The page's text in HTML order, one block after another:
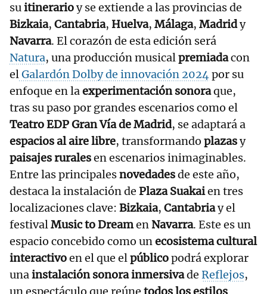
suitinerarioy se extiende a las provincias de
Bizkaia, Cantabria, Huelva, Málaga, Madridy
Navarra. El corazón de esta edición será
Natura, una producción musicalpremiadacon
elGalardón Dolby de innovación 2024por su
enfoque en laexperimentación sonoraque,
tras su paso por grandes escenarios como el
Teatro EDP Gran Vía de Madrid, se adaptará a
espacios al aire libre, transformando plazasy
paisajes ruralesen escenarios inimaginables.
Entre las principalesnovedadesde este año,
destaca la instalación de Plaza Suakaien tres
localizaciones clave: Bizkaia, Cantabriay el
festivalMusic to Dreamen Navarra. Este es un
espacio concebido como unecosistema cultural
interactivoen el que elpúblicopodrá explorar
unainstalación sonora inmersivade Reflejos,